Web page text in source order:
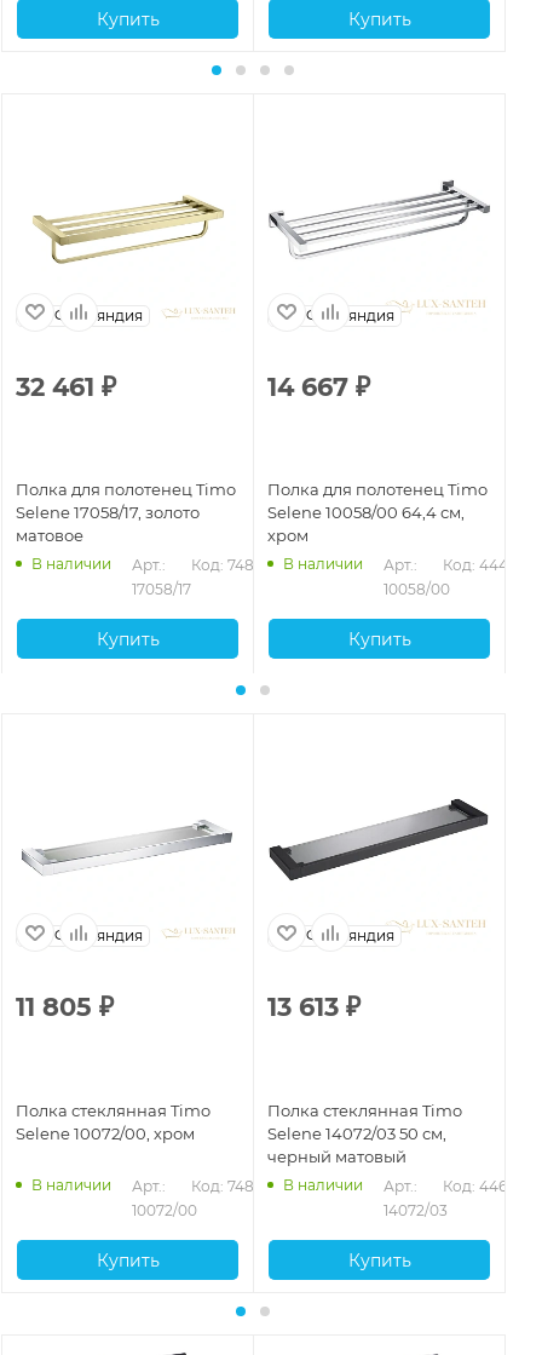
Купить Купить
Финляндия
32 461 ₽
Полка для полотенец Timo
Selene 17058/17, золото
матовое
В наличии
Арт.:
17058/17
Код: 74882
Купить
Финляндия
14 667 ₽
Полка для полотенец Timo
Selene 10058/00 64,4 см,
хром
В наличии
Арт.:
10058/00
Код: 44470
Купить
Финляндия
11 805 ₽
Полка стеклянная Timo
Selene 10072/00, хром
В наличии
Арт.:
10072/00
Код: 74893
Купить
Финляндия
13 613 ₽
Полка стеклянная Timo
Selene 14072/03 50 см,
черный матовый
В наличии
Арт.:
14072/03
Код: 44663
Купить